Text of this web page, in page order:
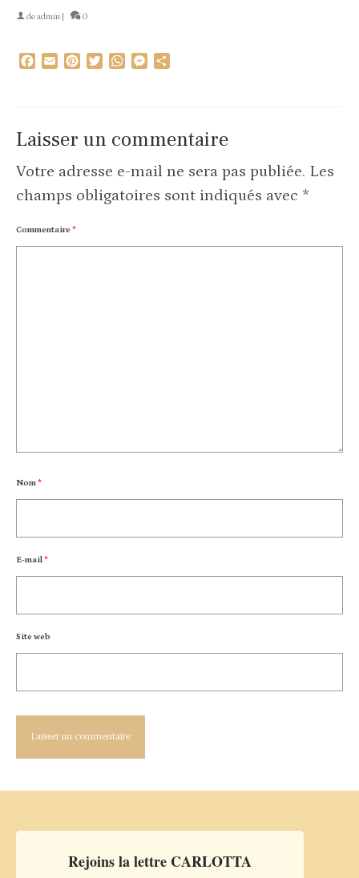
deadmin 0
Facebook
EmailPinterestTwitterWhatsAppMessenger
Laisser un commentaire
Votre adresse e-mail ne sera pas publiée. Les
champs obligatoires sont indiqués avec *
Commentaire *
Nom*
E-mail*
Site web
Rejoins la lettre CARLOTTA